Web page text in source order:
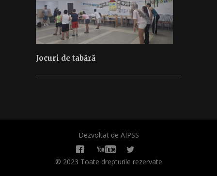
Jocuri de tabără
Dezvoltat de AIPSS
© 2023 Toate drepturile rezervate